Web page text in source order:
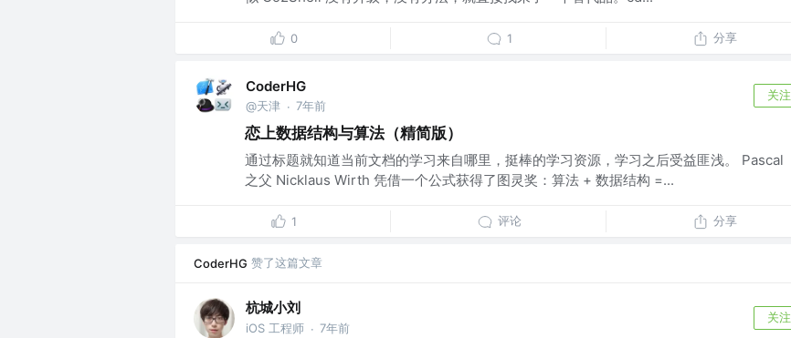
0 1 分享
CoderHG
@天津 · 7年前
关注
恋上数据结构与算法（精简版）
通过标题就知道当前文档的学习来自哪里，挺棒的学习资源，学习之后受益匪浅。 Pascal
之父 Nicklaus Wirth 凭借一个公式获得了图灵奖：算法 + 数据结构 =...
1 评论 分享
CoderHG 赞了这篇文章
杭城小刘
iOS 工程师 · 7年前
关注